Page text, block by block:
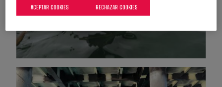
RECHAZAR COOKIES
ACEPTAR COOKIES